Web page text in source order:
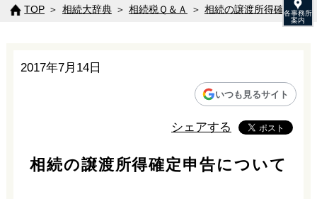
TOP 相続大辞典 相続税Ｑ＆Ａ 相続の譲渡所得確定申告
2017年7月14日
いつも見るサイト
相続の譲渡所得確定申告について